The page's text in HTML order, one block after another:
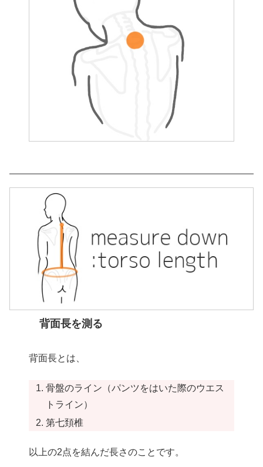
背面長を測る
背面長とは、
骨盤のライン（パンツをはいた際のウエス
トライン）
第七頚椎
以上の2点を結んだ長さのことです。